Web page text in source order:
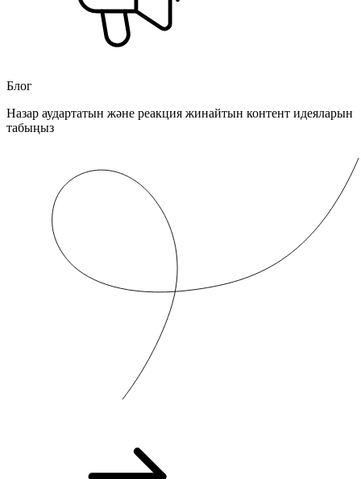
Блог
Назар аудартатын және реакция жинайтын контент идеяларын
табыңыз